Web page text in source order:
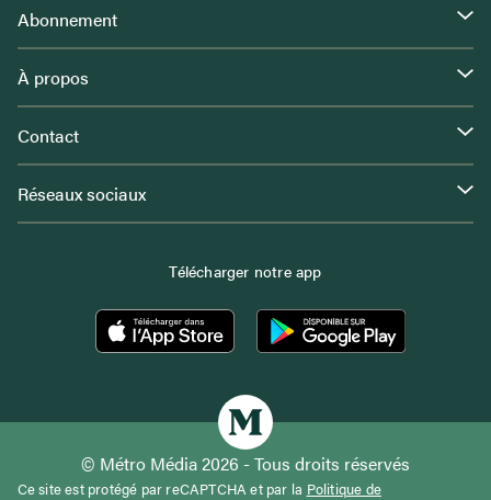
Abonnement
À propos
Contact
Réseaux sociaux
Télécharger notre app
© Métro Média 2026 - Tous droits réservés
Ce site est protégé par reCAPTCHA et par la Politique de